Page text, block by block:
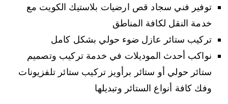
توفير فني سجاد قص ارضيات بلاستيك الكويت مع
خدمة النقل لكافة المناطق
تركيب ستائر عازل ضوء حولي بشكل كامل
نواكب أحدث الموديلات في خدمة تركيب وتصميم
ستائر حولي أو ستائر برأويز تركيب ستائر تلفزيونات
وفك كافة أنواع الستائر وتبديلها